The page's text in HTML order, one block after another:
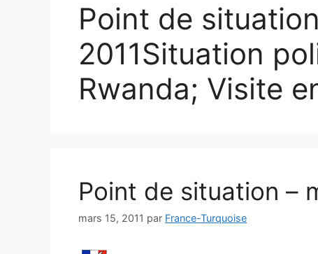
Point de
2011Situation
Rwanda; Visite
Point de situation –
mars 15, 2011 par France-Turquoise